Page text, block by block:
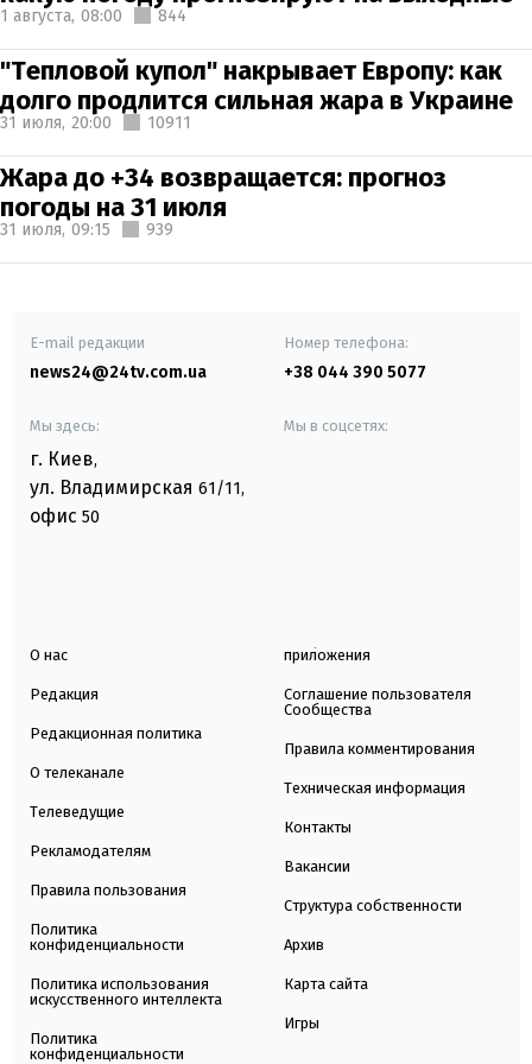
1 августа, 08:00 844
"Тепловой купол" накрывает Европу: как
долго продлится сильная жара в Украине
31 июля, 20:00 10911
Жара до +34 возвращается: прогноз
погоды на 31 июля
31 июля, 09:15 939
E-mail редакции
news24@24tv.com.ua
Номер телефона:
+38 044 390 5077
Мы здесь:
г. Киев,
ул. Владимирская 61/11,
офис 50
Мы в соцсетях:
О нас
Редакция
Редакционная политика
О телеканале
Телеведущие
Рекламодателям
Правила пользования
Политика
конфиденциальности
Политика использования
искусственного интеллекта
Политика
конфиденциальности
приложения
Соглашение пользователя
Сообщества
Правила комментирования
Техническая информация
Контакты
Вакансии
Структура собственности
Архив
Карта сайта
Игры